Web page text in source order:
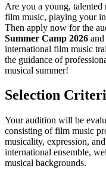
Are you a young,
film music, playing your
Then apply now for the
Summer Camp 2026
international film music
the guidance of
musical summer!
Selection
Your audition will be
consisting of film music
musicality, expression,
international ensemble,
musical backgrounds.